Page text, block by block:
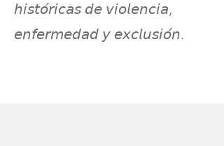
𝘩𝘪𝘴𝘵𝘰́𝘳𝘪𝘤𝘢𝘴 𝘥𝘦 𝘷𝘪𝘰𝘭𝘦𝘯𝘤𝘪𝘢,
𝘦𝘯𝘧𝘦𝘳𝘮𝘦𝘥𝘢𝘥 𝘺 𝘦𝘹𝘤𝘭𝘶𝘴𝘪𝘰́𝘯.